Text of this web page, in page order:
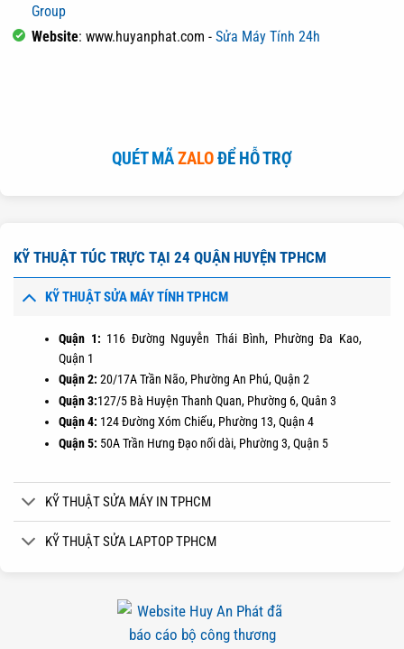
Group
Website: www.huyanphat.com - Sửa Máy Tính 24h
QUÉT MÃZALOĐỂ HỖ TRỢ
KỸ THUẬT TÚC TRỰC TẠI 24 QUẬN HUYỆN TPHCM
KỸ THUẬT SỬA MÁY TÍNH TPHCM
Quận 1: 116 Đường Nguyễn Thái Bình, Phường Đa Kao,
Quận 1
Quận 2:20/17A Trần Não, Phường An Phú, Quận 2
Quận 3:127/5 Bà Huyện Thanh Quan, Phường 6, Quân 3
Quận 4: 124 Đường Xóm Chiếu, Phường 13, Quận 4
Quận 5: 50A Trần Hưng Đạo nối dài, Phường 3, Quận 5
KỸ THUẬT SỬA MÁY IN TPHCM
KỸ THUẬT SỬA LAPTOP TPHCM